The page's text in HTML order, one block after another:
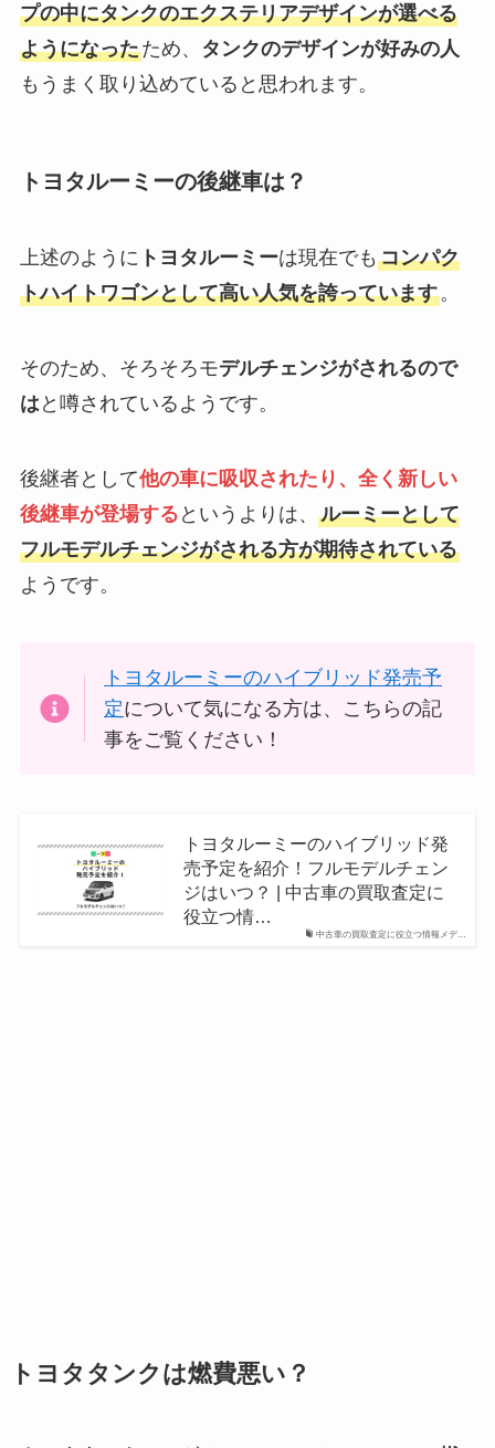
プの中にタンクのエクステリアデザインが選べる
ようになったため、
タンクのデザインが好みの人
もうまく取り込めていると思われます。
トヨタルーミーの後継車は？
上述のように トヨタルーミーは現在でも コンパク
トハイトワゴンとして高い人気を誇っています。
そのため、そろそろモデルチェンジがされるので
はと噂されているようです。
後継者として他の車に吸収されたり、全く新しい
後継車が登場する というよりは、 ルーミーとして
フルモデルチェンジがされる方が期待されている
ようです。
トヨタルーミーのハイブリッド発売予
定について気になる方は、こちらの記
事をご覧ください！
中古車の買取査定に役立つ情報メデ…
トヨタルーミーのハイブリッド発
売予定を紹介！フルモデルチェン
ジはいつ？ | 中古車の買取査定に
役立つ情…
トヨタタンクは燃費悪い？